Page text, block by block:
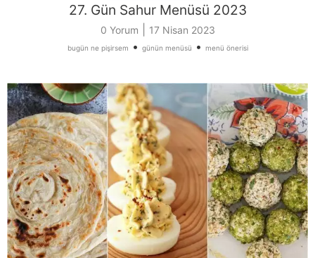
27. Gün Sahur Menüsü 2023
0 Yorum 17 Nisan 2023
bugün ne pişirsem • günün menüsü • menü önerisi